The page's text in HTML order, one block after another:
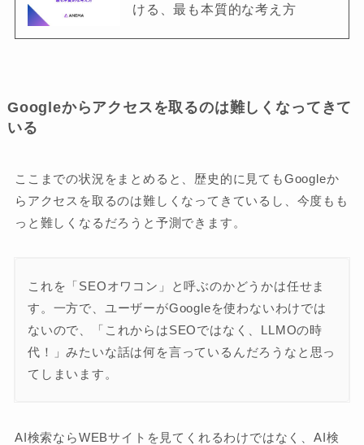
ける、最も本質的な考え方
Googleからアクセスを取るのは難しくなってきて
いる
ここまでの状況をまとめると、歴史的に見てもGoogleか
らアクセスを取るのは難しくなってきているし、今度もも
っと難しくなるだろうと予測できます。
これを「SEOオワコン」と呼ぶのかどうかは任せま
す。一方で、ユーザーがGoogleを使わないわけでは
ないので、「これからはSEOではなく、LLMOの時
代！」みたいな話は何を言っているんだろうなと思っ
てしまいます。
AI検索ならWEBサイトを見てくれるわけではなく、AI検